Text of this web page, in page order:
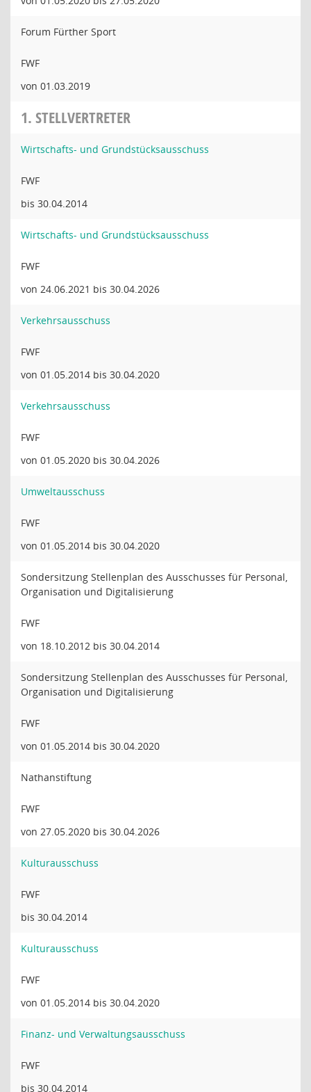
Forum Fürther Sport
FWF
von 01.03.2019
1. STELLVERTRETER
Wirtschafts- und Grundstücksausschuss
FWF
bis 30.04.2014
Wirtschafts- und Grundstücksausschuss
FWF
von 24.06.2021 bis 30.04.2026
Verkehrsausschuss
FWF
von 01.05.2014 bis 30.04.2020
Verkehrsausschuss
FWF
von 01.05.2020 bis 30.04.2026
Umweltausschuss
FWF
von 01.05.2014 bis 30.04.2020
Sondersitzung Stellenplan des Ausschusses für Personal,
Organisation und Digitalisierung
FWF
von 18.10.2012 bis 30.04.2014
Sondersitzung Stellenplan des Ausschusses für Personal,
Organisation und Digitalisierung
FWF
von 01.05.2014 bis 30.04.2020
Nathanstiftung
FWF
von 27.05.2020 bis 30.04.2026
Kulturausschuss
FWF
bis 30.04.2014
Kulturausschuss
FWF
von 01.05.2014 bis 30.04.2020
Finanz- und Verwaltungsausschuss
FWF
bis 30.04.2014